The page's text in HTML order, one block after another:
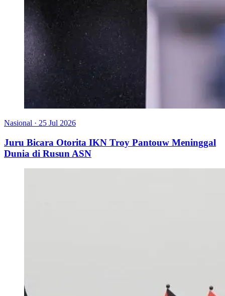
Nasional · 25 Jul 2026
Juru Bicara Otorita IKN Troy Pantouw Meninggal
Dunia di Rusun ASN